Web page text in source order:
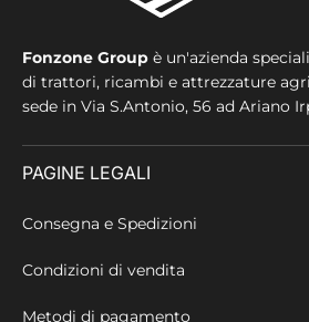
Fonzone Group è un'azienda
di trattori, ricambi e attrezzature
sede in Via S.Antonio, 56 ad Ariano
PAGINE LEGALI
Consegna e Spedizioni
Condizioni di vendita
Metodi di pagamento